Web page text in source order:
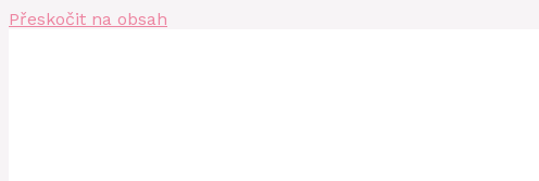
Přeskočit na obsah